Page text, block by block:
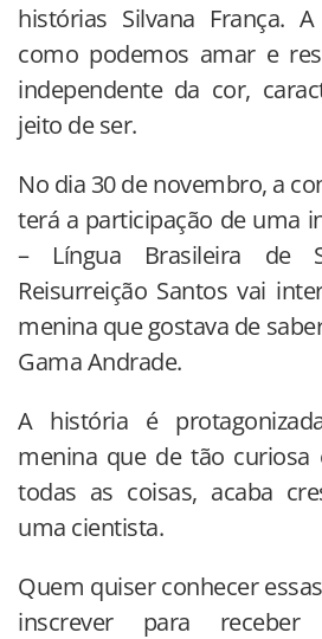
histórias Silvana França.
como podemos amar e
independente da cor,
jeito de ser.
No dia 30 de novembro, a
terá a participação de uma
– Língua Brasileira de
Reisurreição Santos vai
menina que gostava de
Gama Andrade.
A história é
menina que de tão curiosa
todas as coisas, acaba
uma cientista.
Quem quiser conhecer
inscrever para receber